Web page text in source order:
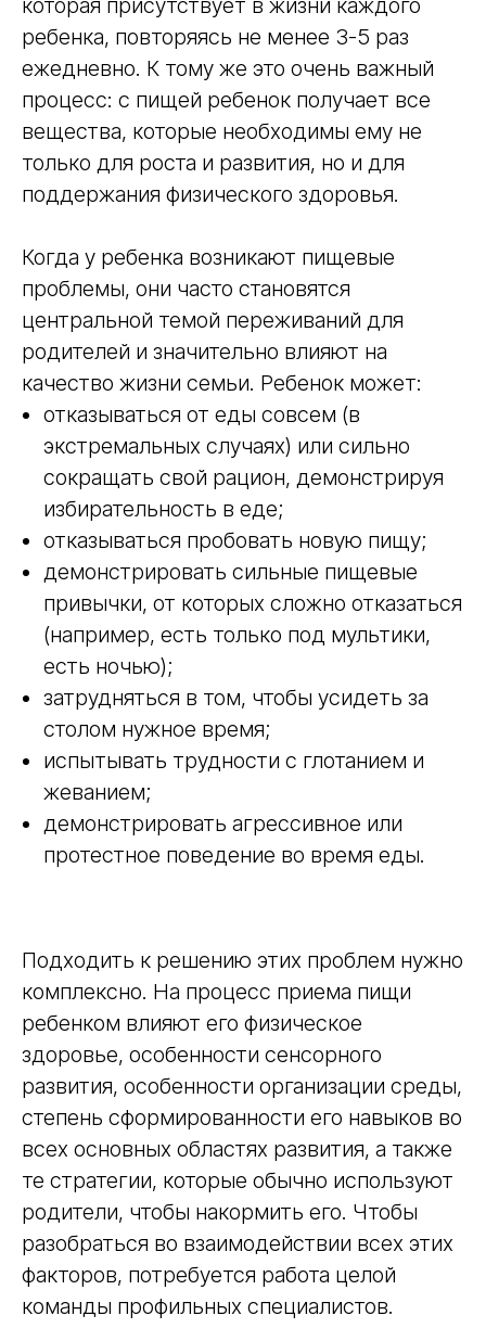
которая присутствует в жизни каждого
ребенка, повторяясь не менее 3-5 раз
ежедневно. К тому же это очень важный
процесс: с пищей ребенок получает все
вещества, которые необходимы ему не
только для роста и развития, но и для
поддержания физического здоровья.
Когда у ребенка возникают пищевые
проблемы, они часто становятся
центральной темой переживаний для
родителей и значительно влияют на
качество жизни семьи. Ребенок может:
отказываться от еды совсем (в
экстремальных случаях) или сильно
сокращать свой рацион, демонстрируя
избирательность в еде;
отказываться пробовать новую пищу;
демонстрировать сильные пищевые
привычки, от которых сложно отказаться
(например, есть только под мультики,
есть ночью);
затрудняться в том, чтобы усидеть за
столом нужное время;
испытывать трудности с глотанием и
жеванием;
демонстрировать агрессивное или
протестное поведение во время еды.
Подходить к решению этих проблем нужно
комплексно. На процесс приема пищи
ребенком влияют его физическое
здоровье, особенности сенсорного
развития, особенности организации среды,
степень сформированности его навыков во
всех основных областях развития, а также
те стратегии, которые обычно используют
родители, чтобы накормить его. Чтобы
разобраться во взаимодействии всех этих
факторов, потребуется работа целой
команды профильных специалистов.